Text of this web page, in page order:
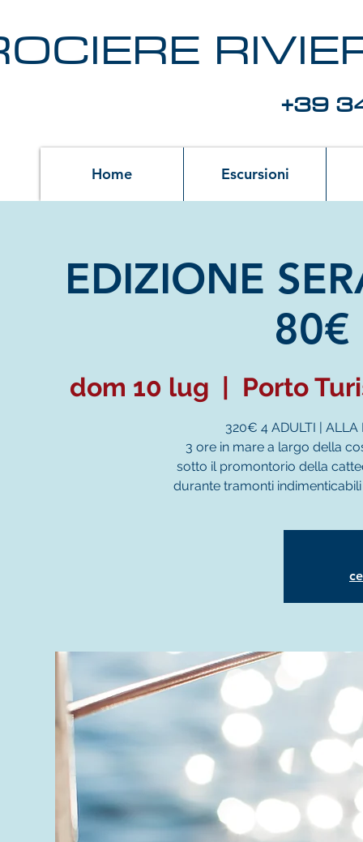
+39
Home Escursioni
EDIZIONE
80€
dom 10 lug
  |
Porto
320€ 4 ADULTI | ALLA
3 ore in mare a largo della
sotto il promontorio della
durante tramonti indimenticabili